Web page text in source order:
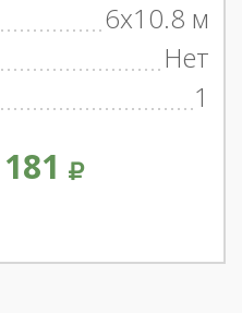
6x10.8 м
Нет
1